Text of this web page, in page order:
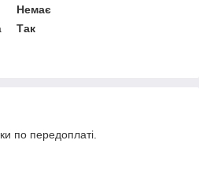
Немає
Так
по передоплаті.